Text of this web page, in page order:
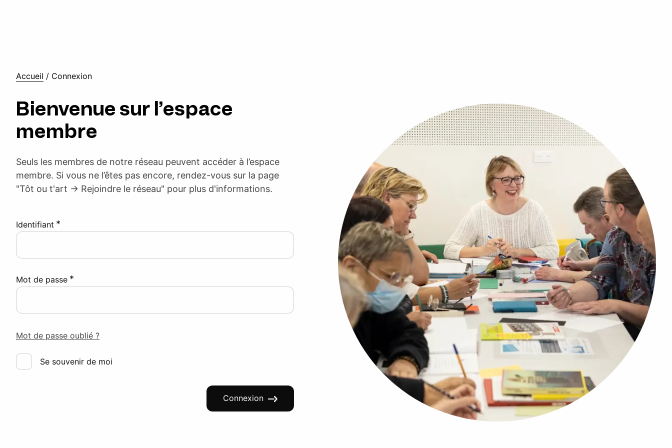
Accueil / Connexion
Bienvenue sur l’espace
membre
Seuls les membres de notre réseau peuvent accéder à l’espace
membre. Si vous ne l’êtes pas encore, rendez-vous sur la page
"Tôt ou t'art -> Rejoindre le réseau" pour plus d'informations.
Identifiant *
Mot de passe *
Mot de passe oublié ?
Se souvenir de moi
Connexion